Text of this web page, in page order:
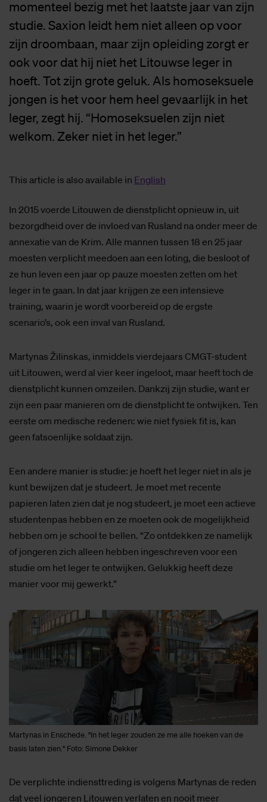
momenteel bezig met het laatste jaar van zijn
studie. Saxion leidt hem niet alleen op voor
zijn droombaan, maar zijn opleiding zorgt er
ook voor dat hij niet het Litouwse leger in
hoeft. Tot zijn grote geluk. Als homoseksuele
jongen is het voor hem heel gevaarlijk in het
leger, zegt hij. “Homoseksuelen zijn niet
welkom. Zeker niet in het leger.”
This article is also available in English
In 2015 voerde Litouwen de dienstplicht opnieuw in, uit
bezorgdheid over de invloed van Rusland na onder meer de
annexatie van de Krim. Alle mannen tussen 18 en 25 jaar
moesten verplicht meedoen aan een loting, die besloot of
ze hun leven een jaar op pauze moesten zetten om het
leger in te gaan. In dat jaar krijgen ze een intensieve
training, waarin je wordt voorbereid op de ergste
scenario’s, ook een inval van Rusland.
Martynas Žilinskas, inmiddels vierdejaars CMGT-student
uit Litouwen, werd al vier keer ingeloot, maar heeft toch de
dienstplicht kunnen omzeilen. Dankzij zijn studie, want er
zijn een paar manieren om de dienstplicht te ontwijken. Ten
eerste om medische redenen: wie niet fysiek fit is, kan
geen fatsoenlijke soldaat zijn.
Een andere manier is studie: je hoeft het leger niet in als je
kunt bewijzen dat je studeert. Je moet met recente
papieren laten zien dat je nog studeert, je moet een actieve
studentenpas hebben en ze moeten ook de mogelijkheid
hebben om je school te bellen. “Zo ontdekken ze namelijk
of jongeren zich alleen hebben ingeschreven voor een
studie om het leger te ontwijken. Gelukkig heeft deze
manier voor mij gewerkt.”
Martynas in Enschede. "In het leger zouden ze me alle hoeken van de
basis laten zien." Foto: Simone Dekker
De verplichte indiensttreding is volgens Martynas de reden
dat veel jongeren Litouwen verlaten en nooit meer